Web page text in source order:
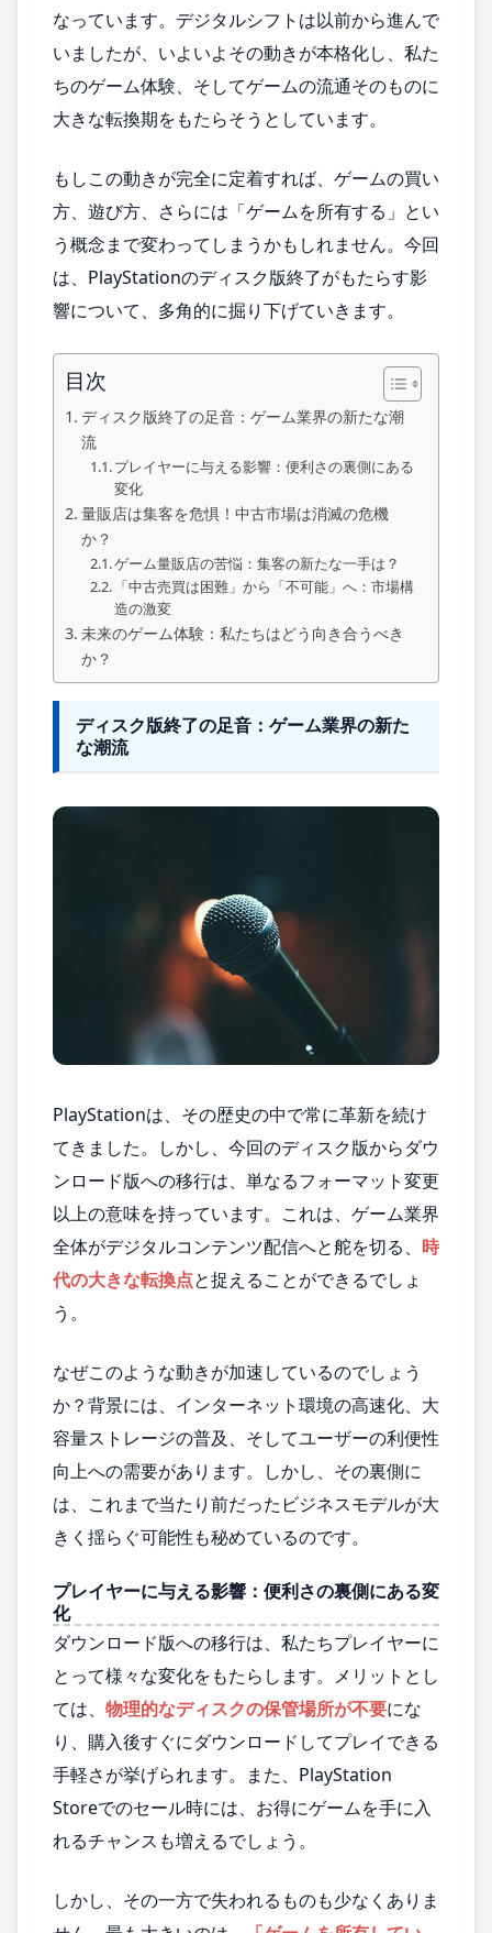
なっています。デジタルシフトは以前から進んで
いましたが、いよいよその動きが本格化し、私た
ちのゲーム体験、そしてゲームの流通そのものに
大きな転換期をもたらそうとしています。
もしこの動きが完全に定着すれば、ゲームの買い
方、遊び方、さらには「ゲームを所有する」とい
う概念まで変わってしまうかもしれません。今回
は、PlayStationのディスク版終了がもたらす影
響について、多角的に掘り下げていきます。
目次
ディスク版終了の足音：ゲーム業界の新たな潮
流
プレイヤーに与える影響：便利さの裏側にある
変化
量販店は集客を危惧！中古市場は消滅の危機
か？
ゲーム量販店の苦悩：集客の新たな一手は？
「中古売買は困難」から「不可能」へ：市場構
造の激変
未来のゲーム体験：私たちはどう向き合うべき
か？
ディスク版終了の足音：ゲーム業界の新た
な潮流
PlayStationは、その歴史の中で常に革新を続け
てきました。しかし、今回のディスク版からダウ
ンロード版への移行は、単なるフォーマット変更
以上の意味を持っています。これは、ゲーム業界
全体がデジタルコンテンツ配信へと舵を切る、 時
代の大きな転換点と捉えることができるでしょ
う。
なぜこのような動きが加速しているのでしょう
か？背景には、インターネット環境の高速化、大
容量ストレージの普及、そしてユーザーの利便性
向上への需要があります。しかし、その裏側に
は、これまで当たり前だったビジネスモデルが大
きく揺らぐ可能性も秘めているのです。
プレイヤーに与える影響：便利さの裏側にある変
化
ダウンロード版への移行は、私たちプレイヤーに
とって様々な変化をもたらします。メリットとし
ては、 物理的なディスクの保管場所が不要にな
り、購入後すぐにダウンロードしてプレイできる
手軽さが挙げられます。また、PlayStation
Storeでのセール時には、お得にゲームを手に入
れるチャンスも増えるでしょう。
しかし、その一方で失われるものも少なくありま